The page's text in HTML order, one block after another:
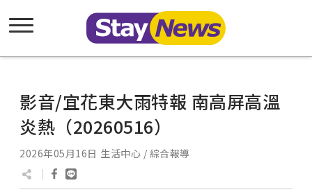
影音/宜花東大雨特報 南高屏高溫
炎熱（20260516）
2026年05月16日 生活中心 / 綜合報導